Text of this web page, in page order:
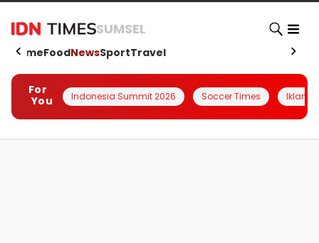
SUMSEL
HomeFoodNewsSportTravel
For
You
Indonesia Summit 2026 Soccer Times Iklanin